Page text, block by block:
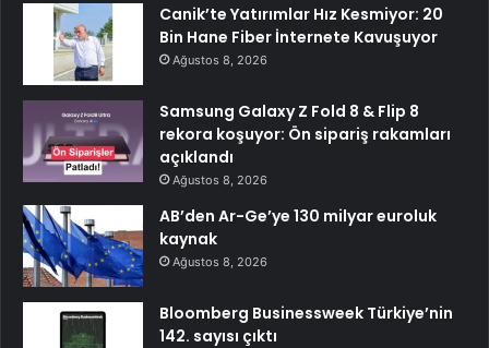
Canik’te Yatırımlar Hız Kesmiyor: 20
Bin Hane Fiber İnternete Kavuşuyor
Ağustos 8, 2026
Samsung Galaxy Z Fold 8 & Flip 8
rekora koşuyor: Ön sipariş rakamları
açıklandı
Ağustos 8, 2026
AB’den Ar-Ge’ye 130 milyar euroluk
kaynak
Ağustos 8, 2026
Bloomberg Businessweek Türkiye’nin
142. sayısı çıktı